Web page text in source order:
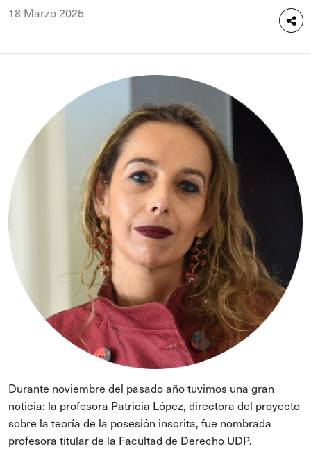
18 Marzo 2025
Durante noviembre del pasado año tuvimos una gran
noticia: la profesora Patricia López, directora del proyecto
sobre la teoría de la posesión inscrita, fue nombrada
profesora titular de la Facultad de Derecho UDP.